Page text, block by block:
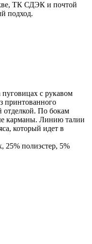
ТК СДЭК и почтой
подход.
пуговицах с рукавом
принтованного
отделкой. По бокам
карманы. Линию талии
который идет в
25% полиэстер, 5%